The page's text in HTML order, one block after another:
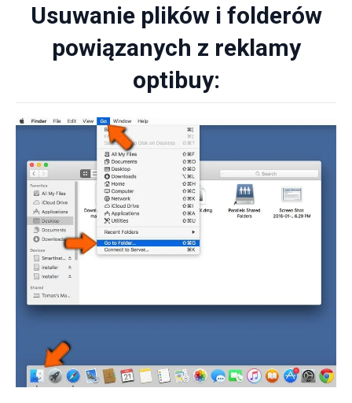
Usuwanie plików i folderów
powiązanych z reklamy
optibuy: